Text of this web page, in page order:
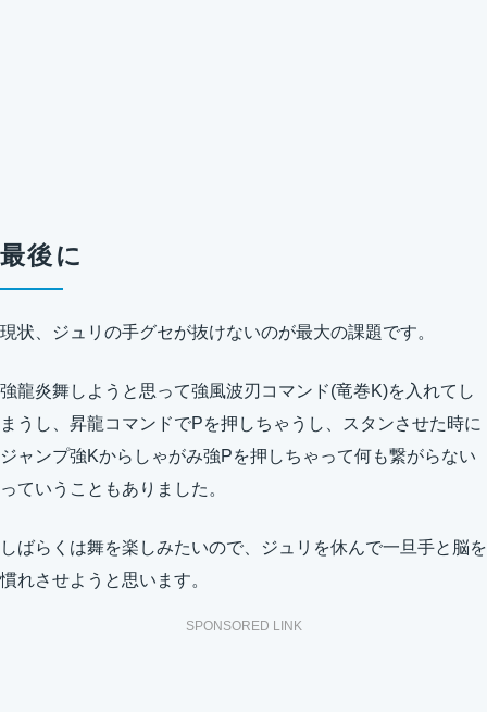
最後に
現状、ジュリの手グセが抜けないのが最大の課題です。
強龍炎舞しようと思って強風波刃コマンド(竜巻K)を入れてし
まうし、昇龍コマンドでPを押しちゃうし、スタンさせた時に
ジャンプ強Kからしゃがみ強Pを押しちゃって何も繋がらない
っていうこともありました。
しばらくは舞を楽しみたいので、ジュリを休んで一旦手と脳を
慣れさせようと思います。
SPONSORED LINK